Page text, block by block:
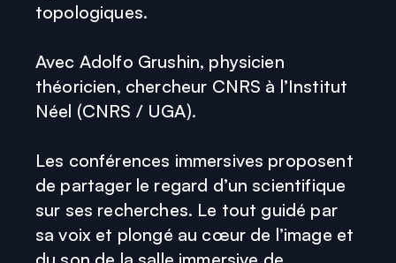
topologiques.
Avec Adolfo Grushin, physicien
théoricien, chercheur CNRS à l’Institut
Néel (CNRS / UGA).
Les conférences immersives proposent
de partager le regard d’un scientifique
sur ses recherches. Le tout guidé par
sa voix et plongé au cœur de l’image et